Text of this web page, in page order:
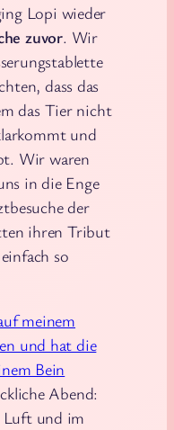
Lopi wieder
zuvor. Wir
dass das
das Tier nicht
und
Wir waren
in die Enge
der
ihren Tribut
so
Abend:
Luft und im